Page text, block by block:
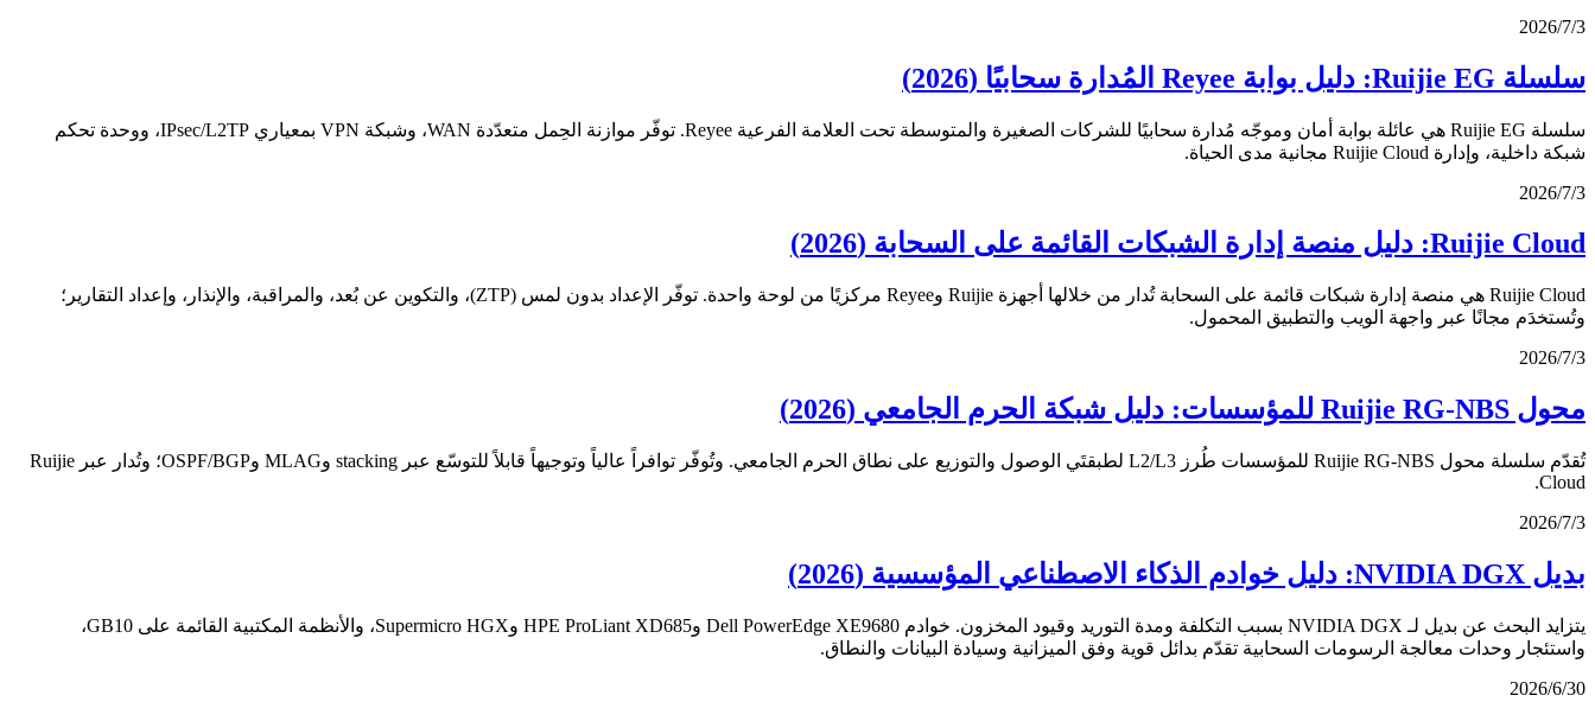
3‏/7‏/2026
سلسلة Ruijie EG: دليل بوابة Reyee المُدارة سحابيًا (2026)
سلسلة Ruijie EG هي عائلة بوابة أمان وموجّه مُدارة سحابيًا للشركات الصغيرة والمتوسطة تحت العلامة الفرعية Reyee. توفّر موازنة الحِمل متعدّدة WAN، وشبكة VPN بمعياري IPsec/L2TP، ووحدة تحكم
شبكة داخلية، وإدارة Ruijie Cloud مجانية مدى الحياة.
3‏/7‏/2026
Ruijie Cloud: دليل منصة إدارة الشبكات القائمة على السحابة (2026)
Ruijie Cloud هي منصة إدارة شبكات قائمة على السحابة تُدار من خلالها أجهزة Ruijie وReyee مركزيًا من لوحة واحدة. توفّر الإعداد بدون لمس (ZTP)، والتكوين عن بُعد، والمراقبة، والإنذار، وإعداد التقارير؛
وتُستخدَم مجانًا عبر واجهة الويب والتطبيق المحمول.
3‏/7‏/2026
محول Ruijie RG-NBS للمؤسسات: دليل شبكة الحرم الجامعي (2026)
تُقدّم سلسلة محول Ruijie RG-NBS للمؤسسات طُرز L2/L3 لطبقتَي الوصول والتوزيع على نطاق الحرم الجامعي. وتُوفّر توافراً عالياً وتوجيهاً قابلاً للتوسّع عبر stacking وMLAG وOSPF/BGP؛ وتُدار عبر Ruijie
Cloud.
3‏/7‏/2026
بديل NVIDIA DGX: دليل خوادم الذكاء الاصطناعي المؤسسية (2026)
يتزايد البحث عن بديل لـ NVIDIA DGX بسبب التكلفة ومدة التوريد وقيود المخزون. خوادم Dell PowerEdge XE9680 وHPE ProLiant XD685 وSupermicro HGX، والأنظمة المكتبية القائمة على GB10،
واستئجار وحدات معالجة الرسومات السحابية تقدّم بدائل قوية وفق الميزانية وسيادة البيانات والنطاق.
30‏/6‏/2026